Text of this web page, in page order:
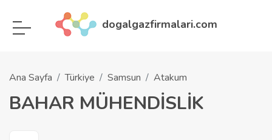
dogalgazfirmalari.com
Ana Sayfa Türkiye Samsun Atakum
BAHAR MÜHENDİSLİK